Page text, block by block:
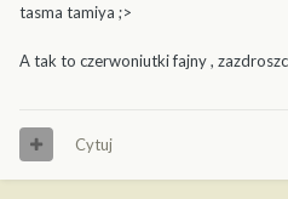
tasma tamiya ;>
A tak to czerwoniutki fajny ,
Cytuj